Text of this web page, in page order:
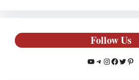
Follow Us
YouTube
Telegram
Instagram